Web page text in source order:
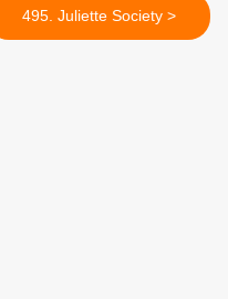
495. Juliette Society >